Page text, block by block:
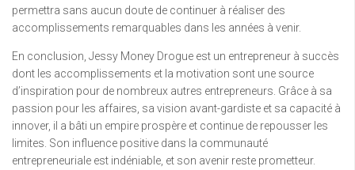
permettra sans aucun doute de continuer à réaliser des
accomplissements remarquables dans les années à venir.
En conclusion, Jessy Money Drogue est un entrepreneur à succès
dont les accomplissements et la motivation sont une source
d’inspiration pour de nombreux autres entrepreneurs. Grâce à sa
passion pour les affaires, sa vision avant-gardiste et sa capacité à
innover, il a bâti un empire prospère et continue de repousser les
limites. Son influence positive dans la communauté
entrepreneuriale est indéniable, et son avenir reste prometteur.